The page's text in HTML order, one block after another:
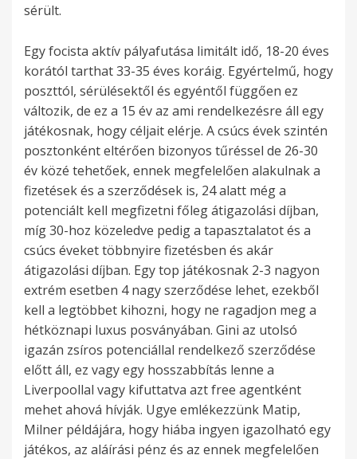
sérült.
Egy focista aktív pályafutása limitált idő, 18-20 éves
korától tarthat 33-35 éves koráig. Egyértelmű, hogy
poszttól, sérülésektől és egyéntől függően ez
változik, de ez a 15 év az ami rendelkezésre áll egy
játékosnak, hogy céljait elérje. A csúcs évek szintén
posztonként eltérően bizonyos tűréssel de 26-30
év közé tehetőek, ennek megfelelően alakulnak a
fizetések és a szerződések is, 24 alatt még a
potenciált kell megfizetni főleg átigazolási díjban,
míg 30-hoz közeledve pedig a tapasztalatot és a
csúcs éveket többnyire fizetésben és akár
átigazolási díjban. Egy top játékosnak 2-3 nagyon
extrém esetben 4 nagy szerződése lehet, ezekből
kell a legtöbbet kihozni, hogy ne ragadjon meg a
hétköznapi luxus posványában. Gini az utolsó
igazán zsíros potenciállal rendelkező szerződése
előtt áll, ez vagy egy hosszabbítás lenne a
Liverpoollal vagy kifuttatva azt free agentként
mehet ahová hívják. Ugye emlékezzünk Matip,
Milner példájára, hogy hiába ingyen igazolható egy
játékos, az aláírási pénz és az ennek megfelelően